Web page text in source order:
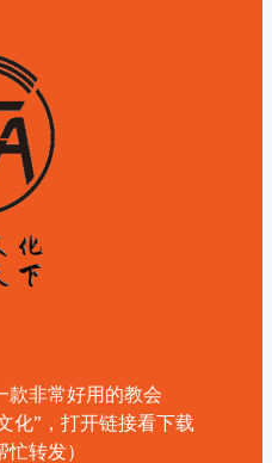
款非常好用的教会
化”，打开链接看下载
转发）